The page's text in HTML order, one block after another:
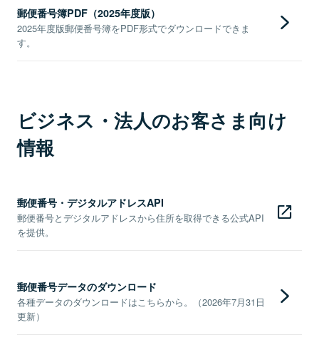
郵便番号簿PDF（2025年度版）
2025年度版郵便番号簿をPDF形式でダウンロードできま
す。
ビジネス・法人のお客さま向け
情報
郵便番号・デジタルアドレスAPI
郵便番号とデジタルアドレスから住所を取得できる公式API
を提供。
郵便番号データのダウンロード
各種データのダウンロードはこちらから。（2026年7月31日
更新）